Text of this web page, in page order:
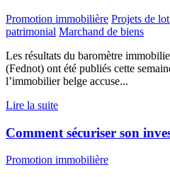
Promotion immobilière Projets de
patrimonial Marchand de biens
Les résultats du baromètre
(Fednot) ont été publiés cette
l’immobilier belge accuse...
Lire la suite
Comment sécuriser son
Promotion immobilière